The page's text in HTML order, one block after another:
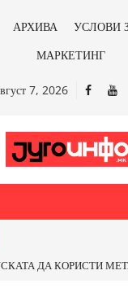
АРХИВА
УСЛОВИ
МАРКЕТИНГ
7, 2026
ДА КОРИСТИ